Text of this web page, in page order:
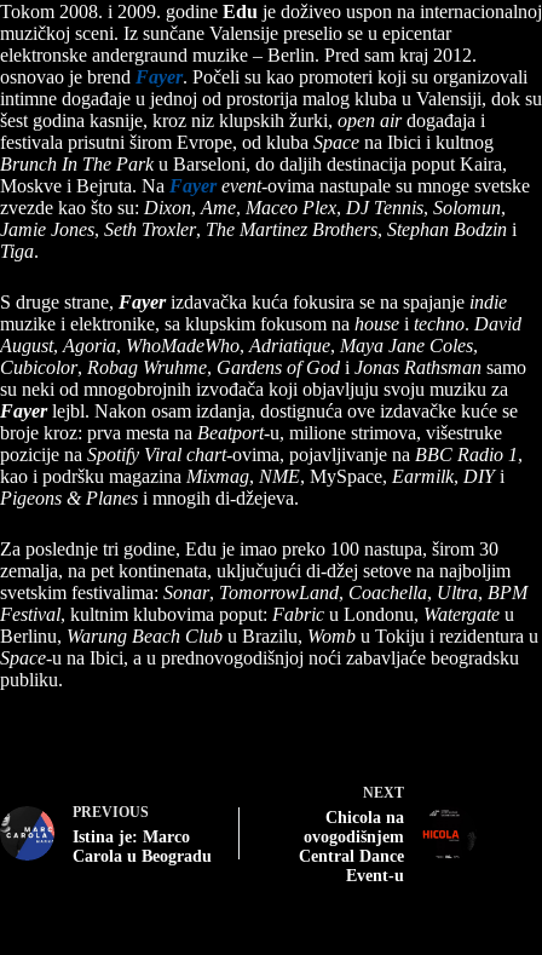
Tokom 2008. i 2009. godine Edu je doživeo uspon na internacionalnoj
muzičkoj sceni. Iz sunčane Valensije preselio se u epicentar
elektronske andergraund muzike – Berlin. Pred sam kraj 2012.
osnovao je brend Fayer. Počeli su kao promoteri koji su organizovali
intimne događaje u jednoj od prostorija malog kluba u Valensiji, dok su
šest godina kasnije, kroz niz klupskih žurki, open airdogađaja i
festivala prisutni širom Evrope, od kluba Space na Ibici i kultnog
Brunch In The Parku Barseloni, do daljih destinacija poput Kaira,
Moskve i Bejruta. Na Fayer event-ovima nastupale su mnoge svetske
zvezde kao što su: Dixon, Ame, Maceo Plex, DJ Tennis, Solomun,
Jamie Jones, Seth Troxler, The Martinez Brothers, Stephan Bodzin i
Tiga.
S druge strane, Fayerizdavačka kuća fokusira se na spajanje indie
muzike i elektronike, sa klupskim fokusom na house i techno. David
August, Agoria, WhoMadeWho, Adriatique, Maya Jane Coles,
Cubicolor, Robag Wruhme, Gardens of God i Jonas Rathsman samo
su neki od mnogobrojnih izvođača koji objavljuju svoju muziku za
Fayerlejbl. Nakon osam izdanja, dostignuća ove izdavačke kuće se
broje kroz: prva mesta na Beatport-u, milione strimova, višestruke
pozicije na Spotify Viral chart-ovima, pojavljivanje na BBC Radio 1,
kao i podršku magazina Mixmag, NME, MySpace, Earmilk, DIYi
Pigeons & Planes i mnogih di-džejeva.
Za poslednje tri godine, Edu je imao preko 100 nastupa, širom 30
zemalja, na pet kontinenata, uključujući di-džej setove na najboljim
svetskim festivalima: Sonar, TomorrowLand, Coachella, Ultra, BPM
Festival, kultnim klubovima poput: Fabric u Londonu, Watergate u
Berlinu, Warung Beach Club u Brazilu, Womb u Tokiju i rezidentura u
Space-u na Ibici, a u prednovogodišnjoj noći zabavljaće beogradsku
publiku.
PREVIOUS
Istina je: Marco
Carola u Beogradu
NEXT
Chicola na
ovogodišnjem
Central Dance
Event-u